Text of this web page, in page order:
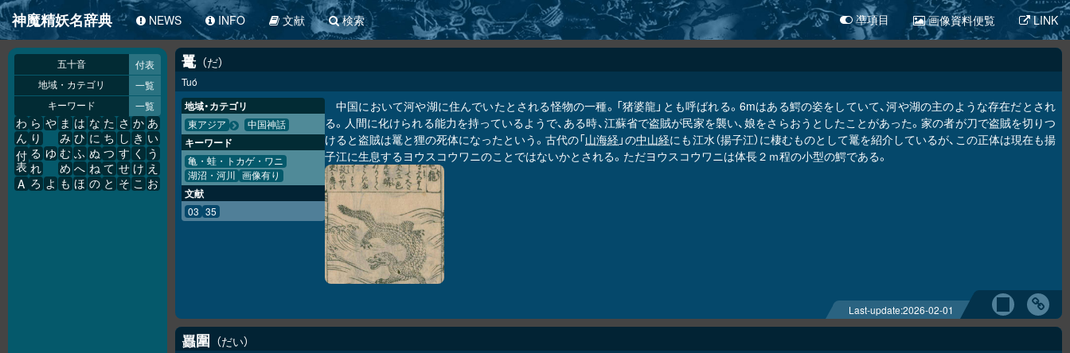
神魔精妖名辞典 NEWS INFO 文献 検索 凖項目 画像資料便覧 LINK
五十音 付表
地域・カテゴリ 一覧
キーワード 一覧
あ
い
う
え
お
か
き
く
け
こ
さ
し
す
せ
そ
た
ち
つ
て
と
な
に
ぬ
ね
の
は
ひ
ふ
へ
ほ
ま
み
む
め
も
や
ゆ
よ
ら
り
る
れ
ろ
わ
ん
付
表
A
鼍 だ
Tuó
中国において河や湖に住んでいたとされる怪物の一種。「猪婆龍」とも呼ばれる。6mはある鰐の姿をしていて、河や湖の主のような存在だとされ
る。人間に化けられる能力を持っているようで、ある時、江蘇省で盗賊が民家を襲い、娘をさらおうとしたことがあった。家の者が刀で盗賊を切りつ
けると盗賊は鼍と狸の死体になったという。古代の「山海経 」の中山経にも江水（揚子江）に棲むものとして鼍を紹介しているが、この正体は現在も揚
子江に生息するヨウスコウワニのことではないかとされる。ただヨウスコウワニは体長２ｍ程の小型の鰐である。
地域・カテゴリ
東アジア 中国神話
キーワード
亀・蛙・トカゲ・ワニ
湖沼・河川
画像有り
文献
03 35
Last-update:2026-02-01
𧕛圍 だい